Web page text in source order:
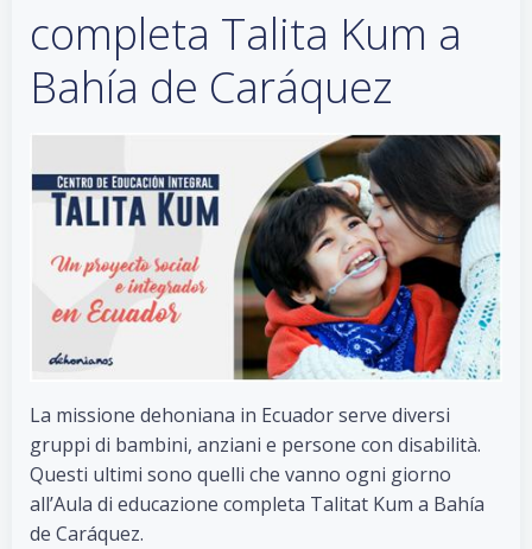
completa Talita Kum a
Bahía de Caráquez
La missione dehoniana in Ecuador serve diversi
gruppi di bambini, anziani e persone con disabilità.
Questi ultimi sono quelli che vanno ogni giorno
all’Aula di educazione completa Talitat Kum a Bahía
de Caráquez.